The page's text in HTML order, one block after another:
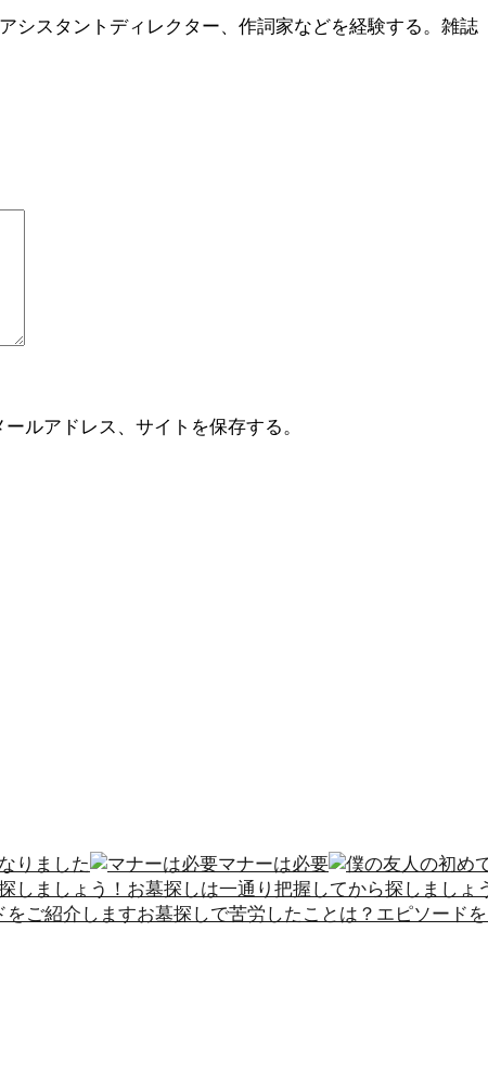
シスタントディレクター、作詞家などを経験する。雑
ルアドレス、サイトを保存する。
りました マナーは必要
お墓探しは一通り把握してから探しましょ
お墓探しで苦労したことは？エピソード